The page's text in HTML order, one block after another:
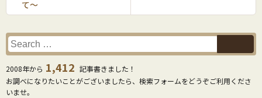
て〜
2008年から 1,412 記事書きました！
お調べになりたいことがございましたら、検索フォームをどうぞご利用くださ
いませ。